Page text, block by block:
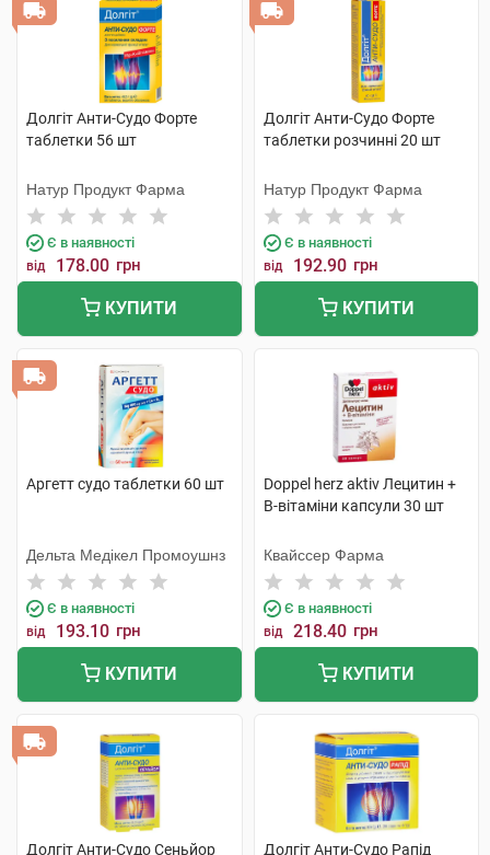
Долгіт Анти-Судо Форте
таблетки 56 шт
Натур Продукт Фарма
Є в наявності
від 178.00 грн
КУПИТИ
Долгіт Анти-Судо Форте
таблетки розчинні 20 шт
Натур Продукт Фарма
Є в наявності
від 192.90 грн
КУПИТИ
Аргетт судо таблетки 60 шт
Дельта Медікел Промоушнз
Є в наявності
від 193.10 грн
КУПИТИ
Doppel herz aktiv Лецитин +
B-вітаміни капсули 30 шт
Квайссер Фарма
Є в наявності
від 218.40 грн
КУПИТИ
Долгіт Анти-Судо Сеньйор
Долгіт Анти-Судо Рапід